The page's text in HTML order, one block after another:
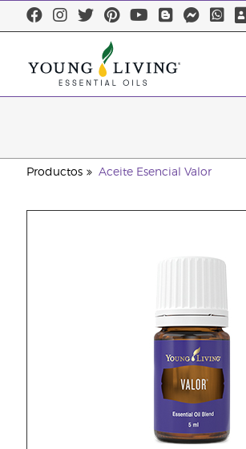
Productos Aceite Esencial Valor